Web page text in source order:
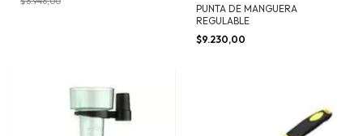
PUNTA DE MANGUERA
REGULABLE
$9.230,00